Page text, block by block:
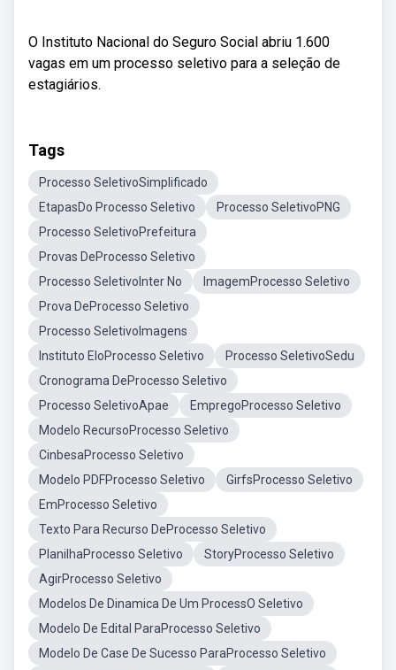
O Instituto Nacional do Seguro Social abriu 1.600
vagas em um processo seletivo para a seleção de
estagiários.
Tags
Processo SeletivoSimplificado
EtapasDo Processo Seletivo
Processo SeletivoPNG
Processo SeletivoPrefeitura
Provas DeProcesso Seletivo
Processo SeletivoInter No
ImagemProcesso Seletivo
Prova DeProcesso Seletivo
Processo SeletivoImagens
Instituto EloProcesso Seletivo
Processo SeletivoSedu
Cronograma DeProcesso Seletivo
Processo SeletivoApae
EmpregoProcesso Seletivo
Modelo RecursoProcesso Seletivo
CinbesaProcesso Seletivo
Modelo PDFProcesso Seletivo
GirfsProcesso Seletivo
EmProcesso Seletivo
Texto Para Recurso DeProcesso Seletivo
PlanilhaProcesso Seletivo
StoryProcesso Seletivo
AgirProcesso Seletivo
Modelos De Dinamica De Um ProcessO Seletivo
Modelo De Edital ParaProcesso Seletivo
Modelo De Case De Sucesso ParaProcesso Seletivo